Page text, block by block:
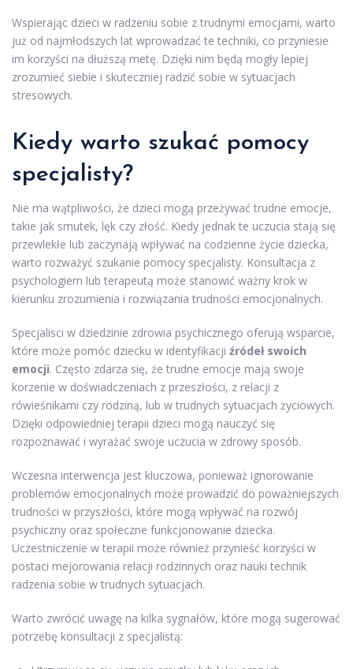
Wspierając dzieci w radzeniu sobie z trudnymi emocjami, warto
już od najmłodszych lat wprowadzać te techniki, co przyniesie
im korzyści na dłuższą metę. Dzięki nim będą mogły lepiej
zrozumieć siebie i skuteczniej radzić sobie w sytuacjach
stresowych.
Kiedy warto szukać pomocy
specjalisty?
Nie ma wątpliwości, że dzieci mogą przeżywać trudne emocje,
takie jak smutek, lęk czy złość. Kiedy jednak te uczucia stają się
przewlekłe lub zaczynają wpływać na codzienne życie dziecka,
warto rozważyć szukanie pomocy specjalisty. Konsultacja z
psychologiem lub terapeutą może stanowić ważny krok w
kierunku zrozumienia i rozwiązania trudności emocjonalnych.
Specjalisci w dziedzinie zdrowia psychicznego oferują wsparcie,
które może pomóc dziecku w identyfikacji źródeł swoich
emocji. Często zdarza się, że trudne emocje mają swoje
korzenie w doświadczeniach z przeszłości, z relacji z
rówieśnikami czy rodziną, lub w trudnych sytuacjach życiowych.
Dzięki odpowiedniej terapii dzieci mogą nauczyć się
rozpoznawać i wyrażać swoje uczucia w zdrowy sposób.
Wczesna interwencja jest kluczowa, ponieważ ignorowanie
problemów emocjonalnych może prowadzić do poważniejszych
trudności w przyszłości, które mogą wpływać na rozwój
psychiczny oraz społeczne funkcjonowanie dziecka.
Uczestniczenie w terapii może również przynieść korzyści w
postaci mejorowania relacji rodzinnych oraz nauki technik
radzenia sobie w trudnych sytuacjach.
Warto zwrócić uwagę na kilka sygnałów, które mogą sugerować
potrzebę konsultacji z specjalistą: